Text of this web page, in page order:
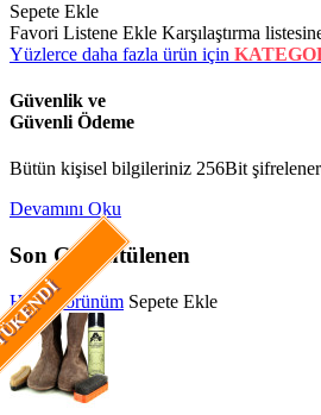
Sepete Ekle
Favori Listene Ekle Karşılaştırma
Yüzlerce daha fazla ürün için
Güvenlik ve
Güvenli Ödeme
Bütün kişisel bilgileriniz 256Bit
Devamını Oku
Son Görüntülenen
Hızlı Görünüm Sepete Ekle